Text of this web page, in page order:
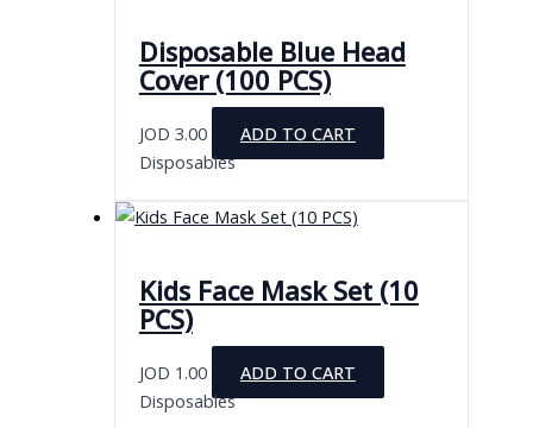
Disposable Blue Head
Cover (100 PCS)
JOD 3.00
ADD TO CART
Disposables
Kids Face Mask Set (10
PCS)
JOD 1.00
ADD TO CART
Disposables